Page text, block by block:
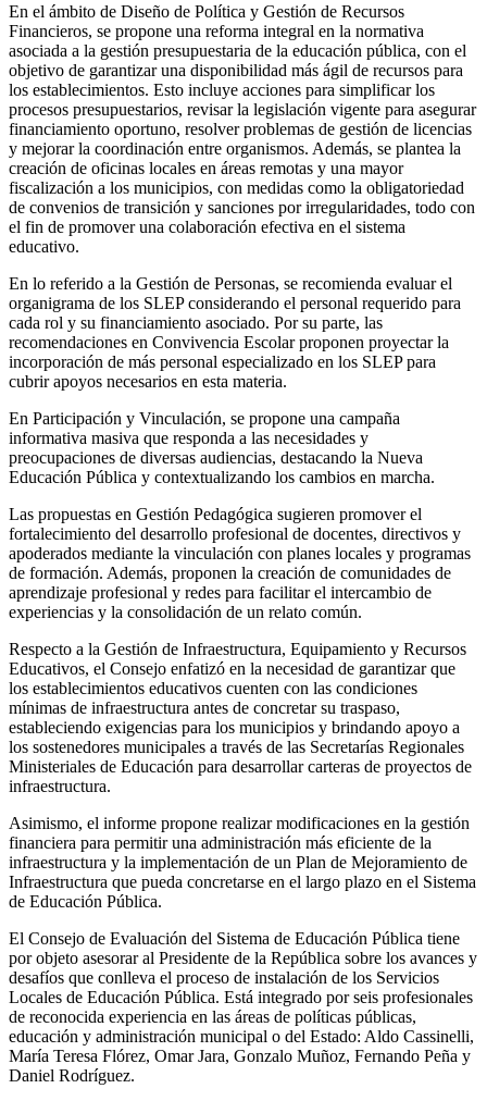
En el ámbito de Diseño de Política y Gestión de Recursos
Financieros, se propone una reforma integral en la normativa
asociada a la gestión presupuestaria de la educación pública, con el
objetivo de garantizar una disponibilidad más ágil de recursos para
los establecimientos. Esto incluye acciones para simplificar los
procesos presupuestarios, revisar la legislación vigente para asegurar
financiamiento oportuno, resolver problemas de gestión de licencias
y mejorar la coordinación entre organismos. Además, se plantea la
creación de oficinas locales en áreas remotas y una mayor
fiscalización a los municipios, con medidas como la obligatoriedad
de convenios de transición y sanciones por irregularidades, todo con
el fin de promover una colaboración efectiva en el sistema
educativo.
En lo referido a la Gestión de Personas, se recomienda evaluar el
organigrama de los SLEP considerando el personal requerido para
cada rol y su financiamiento asociado. Por su parte, las
recomendaciones en Convivencia Escolar proponen proyectar la
incorporación de más personal especializado en los SLEP para
cubrir apoyos necesarios en esta materia.
En Participación y Vinculación, se propone una campaña
informativa masiva que responda a las necesidades y
preocupaciones de diversas audiencias, destacando la Nueva
Educación Pública y contextualizando los cambios en marcha.
Las propuestas en Gestión Pedagógica sugieren promover el
fortalecimiento del desarrollo profesional de docentes, directivos y
apoderados mediante la vinculación con planes locales y programas
de formación. Además, proponen la creación de comunidades de
aprendizaje profesional y redes para facilitar el intercambio de
experiencias y la consolidación de un relato común.
Respecto a la Gestión de Infraestructura, Equipamiento y Recursos
Educativos, el Consejo enfatizó en la necesidad de garantizar que
los establecimientos educativos cuenten con las condiciones
mínimas de infraestructura antes de concretar su traspaso,
estableciendo exigencias para los municipios y brindando apoyo a
los sostenedores municipales a través de las Secretarías Regionales
Ministeriales de Educación para desarrollar carteras de proyectos de
infraestructura.
Asimismo, el informe propone realizar modificaciones en la gestión
financiera para permitir una administración más eficiente de la
infraestructura y la implementación de un Plan de Mejoramiento de
Infraestructura que pueda concretarse en el largo plazo en el Sistema
de Educación Pública.
El Consejo de Evaluación del Sistema de Educación Pública tiene
por objeto asesorar al Presidente de la República sobre los avances y
desafíos que conlleva el proceso de instalación de los Servicios
Locales de Educación Pública. Está integrado por seis profesionales
de reconocida experiencia en las áreas de políticas públicas,
educación y administración municipal o del Estado: Aldo Cassinelli,
María Teresa Flórez, Omar Jara, Gonzalo Muñoz, Fernando Peña y
Daniel Rodríguez.